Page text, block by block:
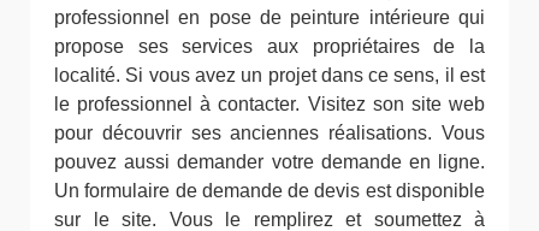
professionnel en pose de peinture intérieure qui
propose ses services aux propriétaires de la
localité. Si vous avez un projet dans ce sens, il est
le professionnel à contacter. Visitez son site web
pour découvrir ses anciennes réalisations. Vous
pouvez aussi demander votre demande en ligne.
Un formulaire de demande de devis est disponible
sur le site. Vous le remplirez et soumettez à